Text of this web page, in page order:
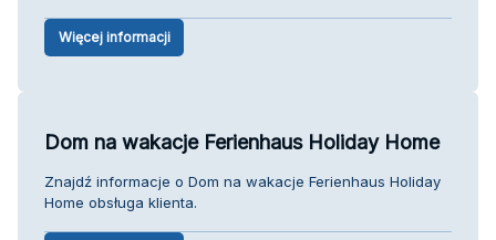
Więcej informacji
Dom na wakacje Ferienhaus Holiday Home
Znajdź informacje o Dom na wakacje Ferienhaus Holiday
Home obsługa klienta.